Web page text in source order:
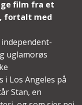
film fra et
fortalt med
uglamorøs
i Los Angeles på
Stan, en